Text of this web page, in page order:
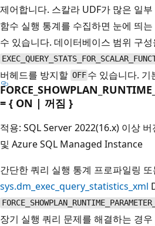
제어합니다. 스칼라 UDF가 많은 일
함수 실행 통계를 수집하면 눈에 띄
수 있습니다. 데이터베이스 범위 구성
버헤드를 방지할 OFF 수 있습니다.
= { ON | 꺼짐 }
적용: SQL Server 2022(16.x) 이상
및 Azure SQL Managed Instance
간단한 쿼리 실행 통계 프로파일링 또
sys.dm_exec_query_statistics_xml
장기 실행 쿼리 문제를 해결하는 경